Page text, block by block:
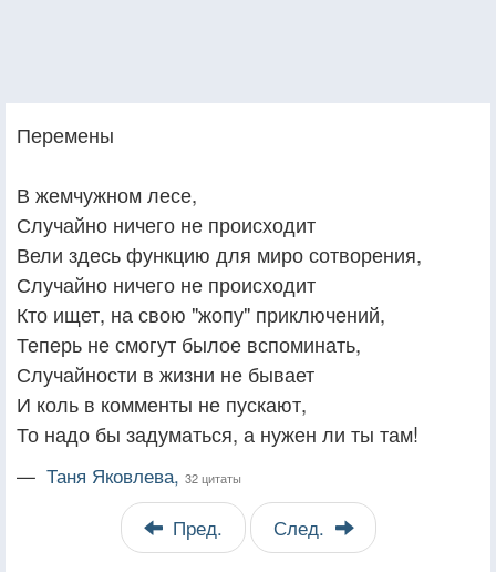
Перемены
В жемчужном лесе,
Случайно ничего не происходит
Вели здесь функцию для миро сотворения,
Случайно ничего не происходит
Кто ищет, на свою "жопу" приключений,
Теперь не смогут былое вспоминать,
Случайности в жизни не бывает
И коль в комменты не пускают,
То надо бы задуматься, а нужен ли ты там!
— Таня Яковлева, 32 цитаты
Пред. След.